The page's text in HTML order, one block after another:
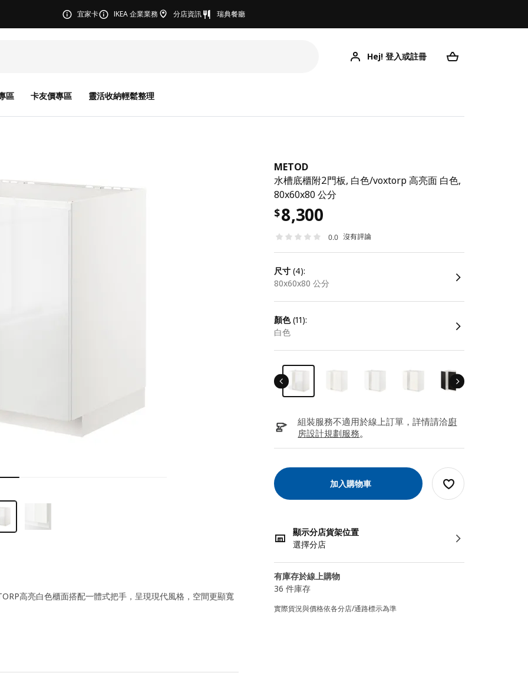
宜家卡 IKEA 企業業務 分店資訊 瑞典餐廳
Hej! 登入或註冊
區 卡友價專區 靈活收納輕鬆整理
METOD
水槽底櫃附2門板, 白色/voxtorp 高亮面 白色,
80x60x80 公分
$8,300
0.0 沒有評論
尺寸 (4):
80x60x80 公分
顏色(11):
白色
組裝服務不適用於線上訂單，詳情請洽廚
房設計規劃服務。
加入購物車
顯示分店貨架位置
選擇分店
有庫存於線上購物
36 件庫存
實際貨況與價格依各分店/通路標示為準
高亮白色櫃面搭配一體式把手，呈現現代風格，空間更顯寬